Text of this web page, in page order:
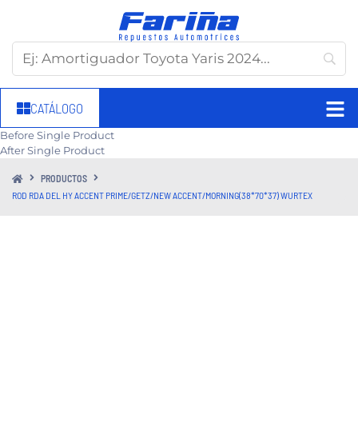
CATÁLOGO
Before Single Product
After Single Product
PRODUCTOS
ROD RDA DEL HY ACCENT PRIME/GETZ/NEW ACCENT/MORNING(38*70*37) WURTEX